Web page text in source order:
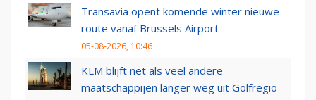
Transavia opent komende winter nieuwe
route vanaf Brussels Airport
05-08-2026, 10:46
KLM blijft net als veel andere
maatschappijen langer weg uit Golfregio